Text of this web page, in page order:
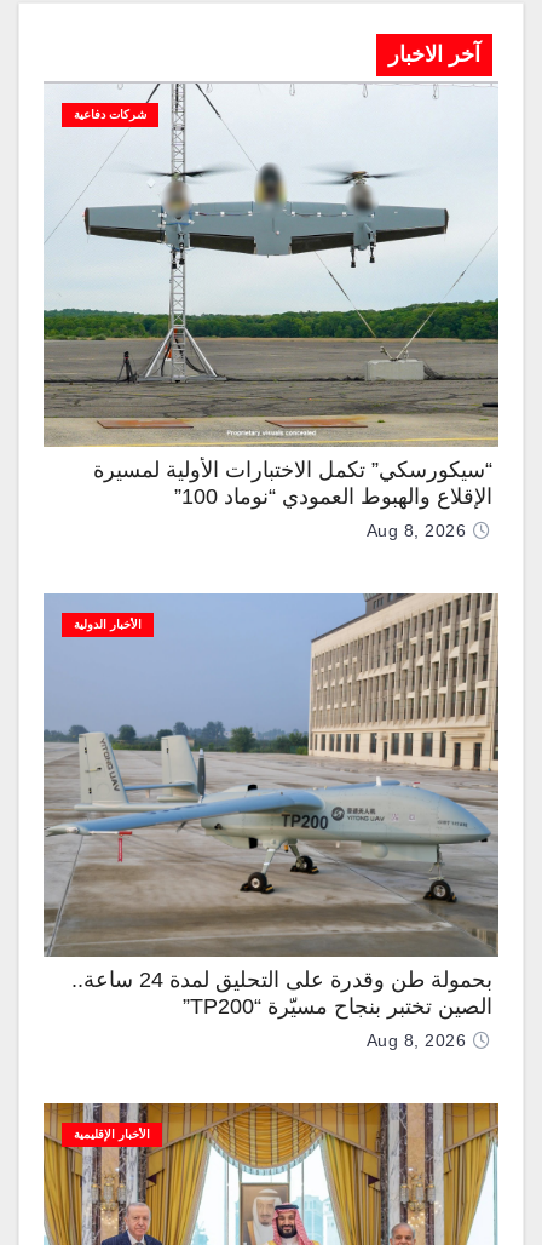
آخر الاخبار
شركات دفاعية
“سيكورسكي” تكمل الاختبارات الأولية لمسيرة
الإقلاع والهبوط العمودي “نوماد 100”
Aug 8, 2026
الأخبار الدولية
بحمولة طن وقدرة على التحليق لمدة 24 ساعة..
الصين تختبر بنجاح مسيّرة “TP200”
Aug 8, 2026
الأخبار الإقليمية